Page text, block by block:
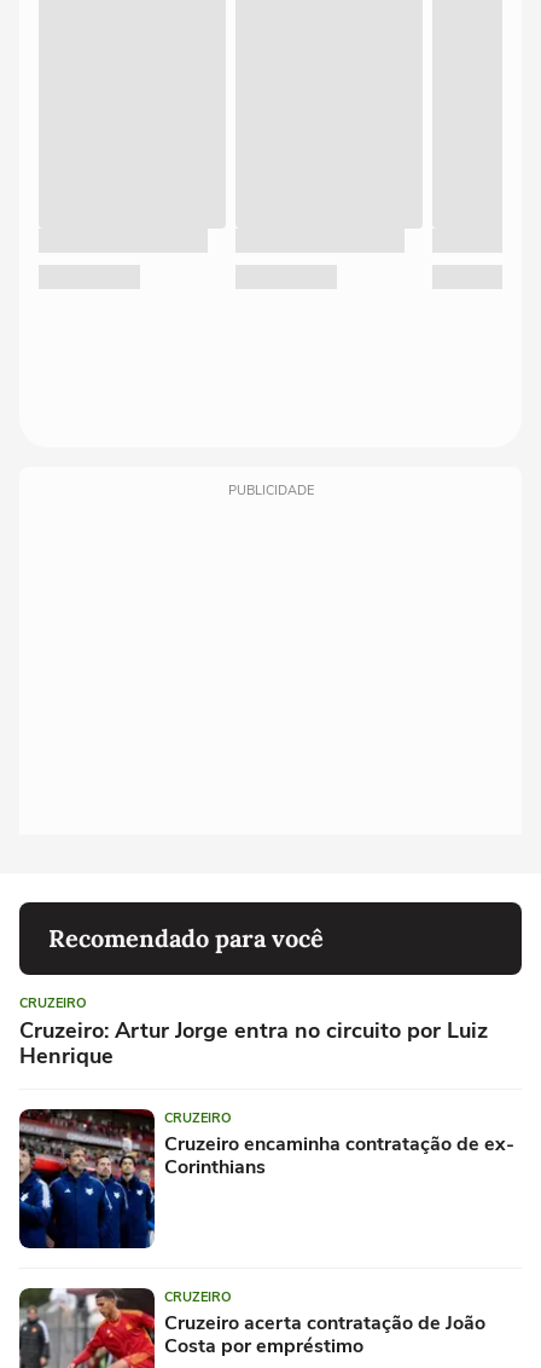
PUBLICIDADE
Recomendado para você
CRUZEIRO
Cruzeiro: Artur Jorge entra no circuito por Luiz
Henrique
CRUZEIRO
Cruzeiro encaminha contratação de ex-
Corinthians
CRUZEIRO
Cruzeiro acerta contratação de João
Costa por empréstimo